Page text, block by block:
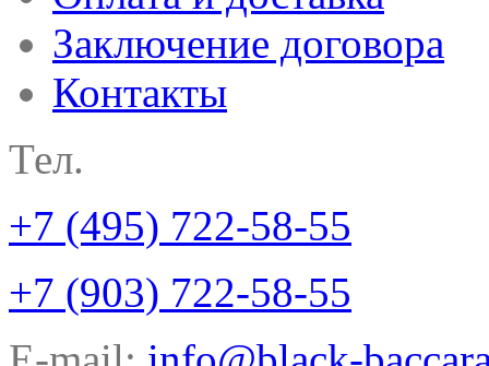
Заключение договора
Контакты
Тел.
+7 (495) 722-58-55
+7 (903) 722-58-55